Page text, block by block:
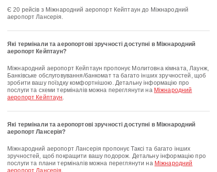
Є 20 рейсів з Міжнародний аеропорт Кейптаун до Міжнародний
аеропорт Лансерія.
Які термінали та аеропортові зручності доступні в Міжнародний
аеропорт Кейптаун?
Міжнародний аеропорт Кейптаун пропонує Молитовна кімната, Лаунж,
Банківське обслуговування/банкомат та багато інших зручностей, щоб
зробити вашу поїздку комфортнішою. Детальну інформацію про
послуги та схеми терміналів можна переглянути на Міжнародний
аеропорт Кейптаун.
Які термінали та аеропортові зручності доступні в Міжнародний
аеропорт Лансерія?
Міжнародний аеропорт Лансерія пропонує Таксі та багато інших
зручностей, щоб покращити вашу подорож. Детальну інформацію про
послуги та плани терміналів можна переглянути на Міжнародний
аеропорт Лансерія.